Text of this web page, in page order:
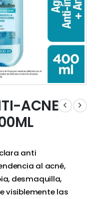
ACNE
anti
al acné,
desmaquilla,
visiblemente las